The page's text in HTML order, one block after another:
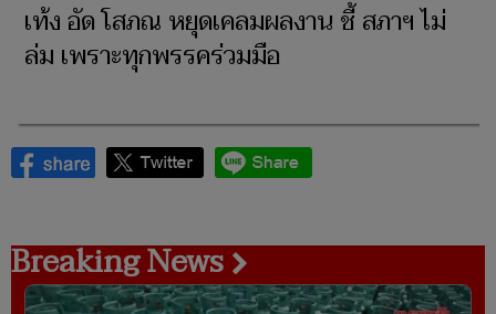
เท้ง อัด โสภณ หยุดเคลมผลงาน ชี้ สภาฯ ไม่
ล่ม เพราะทุกพรรคร่วมมือ
Breaking News